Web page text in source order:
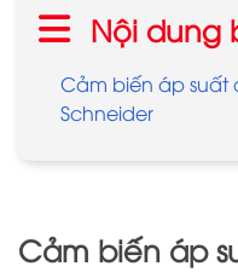
Nội dung
Cảm biến áp suất
Schneider
Cảm biến áp